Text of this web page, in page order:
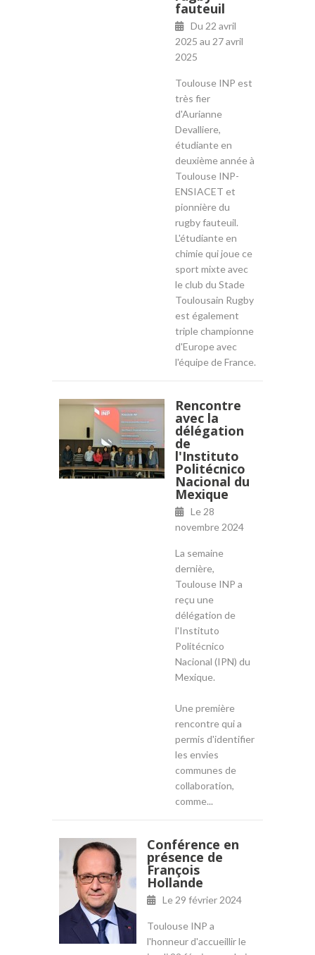
fauteuil
Du 22 avril
2025 au 27 avril
2025
Toulouse INP est
très fier
d'Aurianne
Devalliere,
étudiante en
deuxième année à
Toulouse INP-
ENSIACET et
pionnière du
rugby fauteuil.
L'étudiante en
chimie qui joue ce
sport mixte avec
le club du Stade
Toulousain Rugby
est également
triple championne
d'Europe avec
l'équipe de France.
Rencontre
avec la
délégation
de
l'Instituto
Politécnico
Nacional du
Mexique
Le 28
novembre 2024
La semaine
dernière,
Toulouse INP a
reçu une
délégation de
l'Instituto
Politécnico
Nacional (IPN) du
Mexique.
Une première
rencontre qui a
permis d'identifier
les envies
communes de
collaboration,
comme...
Conférence en
présence de
François
Hollande
Le 29 février 2024
Toulouse INP a
l'honneur d'accueillir le